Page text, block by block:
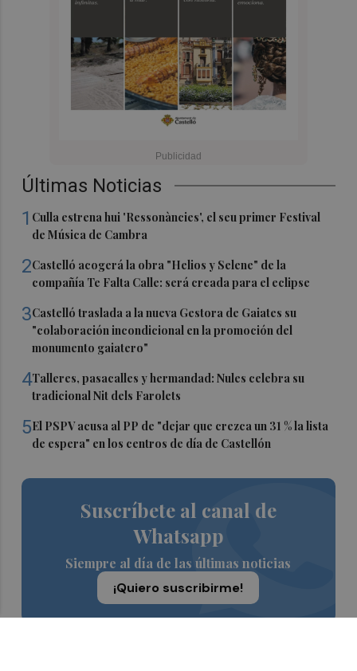
Últimas Noticias
1 Culla estrena hui 'Ressonàncies', el seu primer Festival
de Música de Cambra
2Castelló acogerá la obra "Helios y Selene" de la
compañía Te Falta Calle: será creada para el eclipse
3Castelló traslada a la nueva Gestora de Gaiates su
"colaboración incondicional en la promoción del
monumento gaiatero"
4Talleres, pasacalles y hermandad: Nules celebra su
tradicional Nit dels Farolets
5El PSPV acusa al PP de "dejar que crezca un 31 % la lista
de espera" en los centros de día de Castellón
Suscríbete al canal de
Whatsapp
Siempre al día de las últimas noticias
¡Quiero suscribirme!